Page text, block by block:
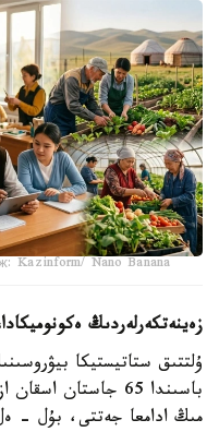
Kazinform/ Nano Banana
زەينەتكەرلەردىڭ
مىڭ ادامعا جەتتى، بۇل - ەل